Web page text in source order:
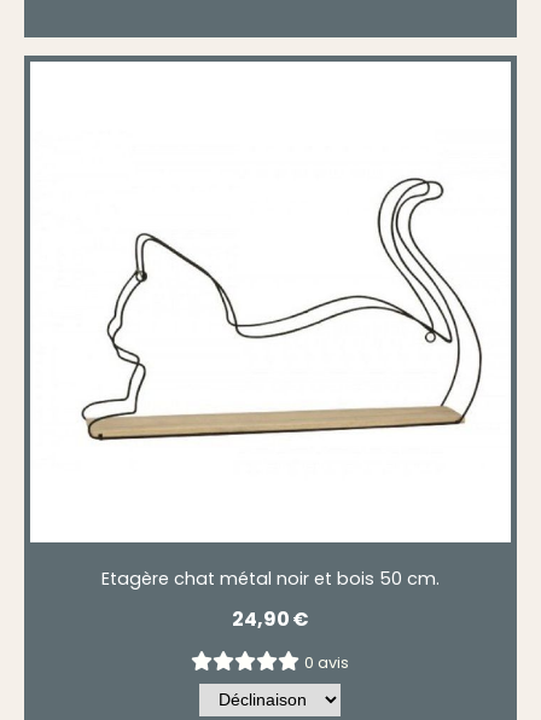
Etagère chat métal noir et bois 50 cm.
24,90€
0 avis